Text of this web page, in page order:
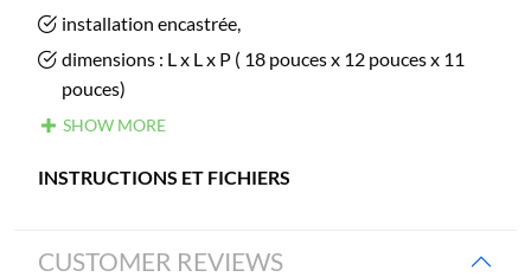
installation encastrée,
dimensions : L x L x P ( 18 pouces x 12 pouces x 11
pouces)
SHOW MORE
INSTRUCTIONS ET FICHIERS
CUSTOMER REVIEWS